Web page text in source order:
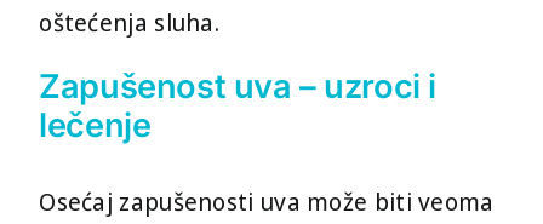
oštećenja sluha.
Zapušenost uva – uzroci i
lečenje
Osećaj zapušenosti uva može biti veoma